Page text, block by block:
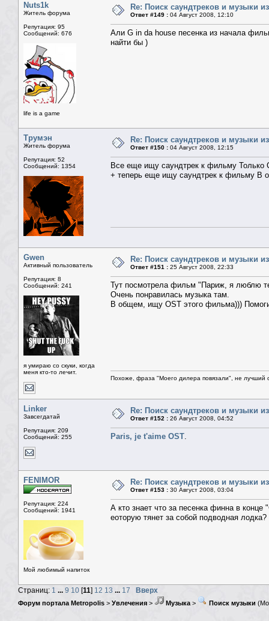
Nuts1k
Житель форума
Репутация: 95
Сообщений: 676
life is a game
Re: Поиск саундтреков и музыки
Ответ #149 : 04 Август 2008, 12:10
Али G in da house песенка из начала
найти бы )
Трумэн
Житель форума
Репутация: 52
Сообщений: 1354
Re: Поиск саундтреков и музыки
Ответ #150 : 04 Август 2008, 12:15
Все еще ищу саундтрек к фильму Только
+ теперь еще ищу саундтрек к фильму В
Gwen
Активный пользователь
Репутация: 8
Сообщений: 241
я умираю со скуки, когда
меня кто-то лечит.
Re: Поиск саундтреков и музыки
Ответ #151 : 25 Август 2008, 22:33
Тут посмотрела фильм "Париж, я люблю
Очень понравилась музыка там.
В общем, ищу OST этого фильма)))
Похоже, фраза "Моего дилера повязали", не лучший
Linker
Завсегдатай
Репутация: 209
Сообщений: 255
Re: Поиск саундтреков и музыки
Ответ #152 : 26 Август 2008, 04:52
Paris, je t'aime OST.
FENIMOR
Репутация: 224
Сообщений: 1941
Мой любимый напиток
Re: Поиск саундтреков и музыки
Ответ #153 : 30 Август 2008, 03:04
А кто знает что за песенка финна в
еоторую тянет за собой подводная лодка?
Страниц: 1 ... 9 10 [11] 12 13 ... 17 Вверх
Форум портала Metropolis > Увлечения > Музыка > Поиск музыки